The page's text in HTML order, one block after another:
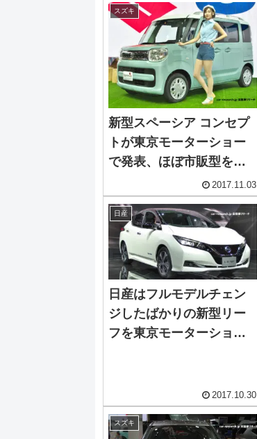
スズキ
新型スペーシア コンセプ
トが東京モーターショー
で発表、ほぼ市販型を公
2017.11.03
日産
日産はフルモデルチェン
ジしたばかりの新型リー
フを東京モーターショー
2017.10.30
スズキ